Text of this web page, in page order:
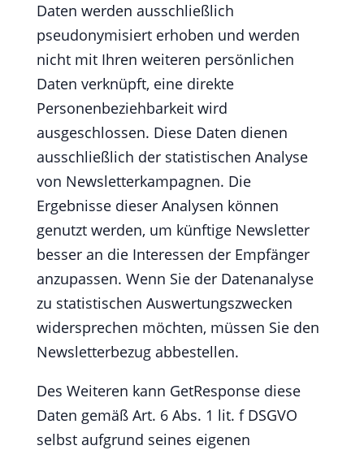
Daten werden ausschließlich
pseudonymisiert erhoben und werden
nicht mit Ihren weiteren persönlichen
Daten verknüpft, eine direkte
Personenbeziehbarkeit wird
ausgeschlossen. Diese Daten dienen
ausschließlich der statistischen Analyse
von Newsletterkampagnen. Die
Ergebnisse dieser Analysen können
genutzt werden, um künftige Newsletter
besser an die Interessen der Empfänger
anzupassen. Wenn Sie der Datenanalyse
zu statistischen Auswertungszwecken
widersprechen möchten, müssen Sie den
Newsletterbezug abbestellen.
Des Weiteren kann GetResponse diese
Daten gemäß Art. 6 Abs. 1 lit. f DSGVO
selbst aufgrund seines eigenen